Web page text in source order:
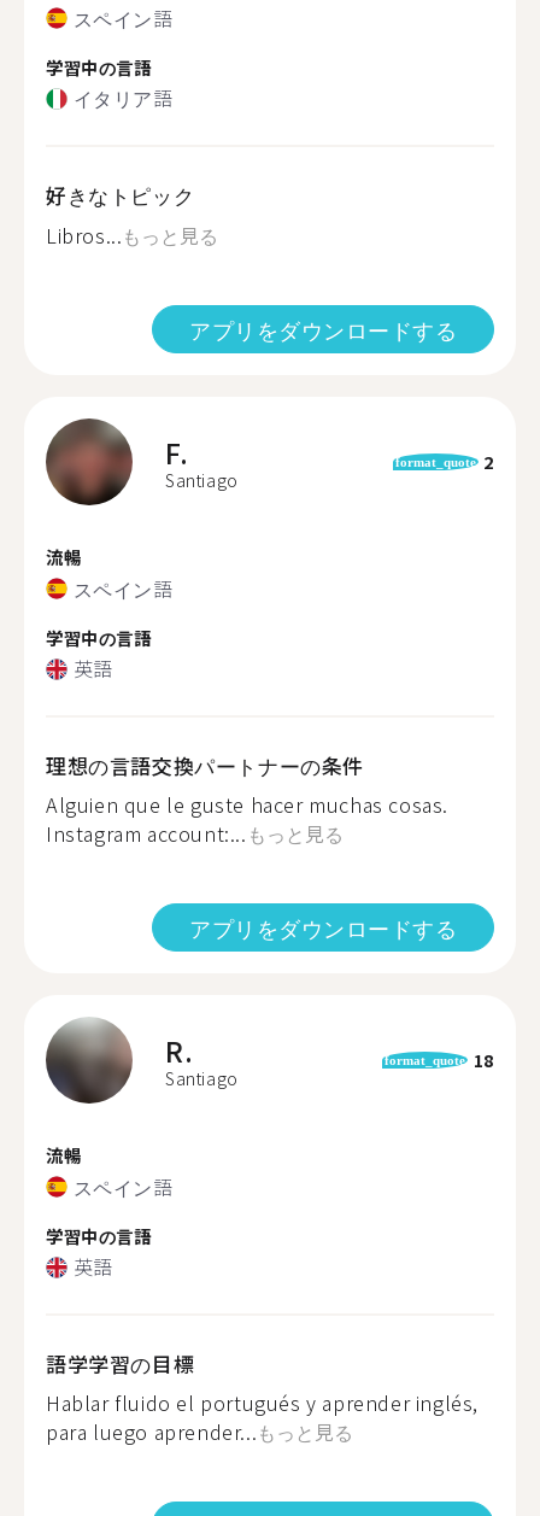
スペイン語
学習中の言語
イタリア語
好きなトピック
Libros...もっと見る
アプリをダウンロードする
F.
Santiago
format_quote 2
流暢
スペイン語
学習中の言語
英語
理想の言語交換パートナーの条件
Alguien que le guste hacer muchas cosas.
Instagram account:... もっと見る
アプリをダウンロードする
R.
Santiago
format_quote 18
流暢
スペイン語
学習中の言語
英語
語学学習の目標
Hablar fluido el portugués y aprender inglés,
para luego aprender...もっと見る